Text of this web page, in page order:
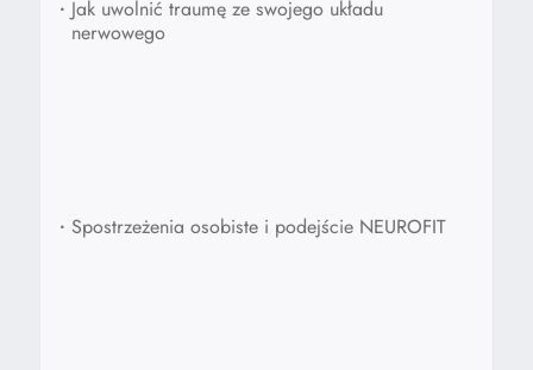
• Jak uwolnić traumę ze swojego układu
nerwowego
• Spostrzeżenia osobiste i podejście NEUROFIT